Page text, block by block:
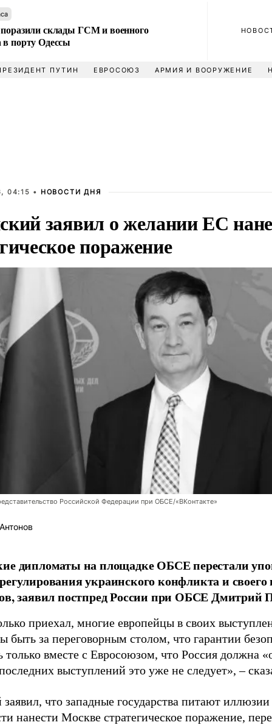
склады ГСМ и военного
порту Одессы
ПУТИН ЕВРОСОЮЗ АРМИЯ И ВООРУЖЕНИЕ
04:15 • НОВОСТИ ДНЯ
заявил о желании ЕС
поражение
Российской Федерации при ОБСЕ/«ВКонтакте»
дипломаты на площадке ОБСЕ перестали
украинского конфликта и своего
заявил постпред России при ОБСЕ Дмитрий
приехал, многие европейцы в своих
быть за переговорным столом, что гарантии
только вместе с Евросоюзом, что Россия должна
выступлений это уже не следует», –
что западные государства питают
нанести Москве стратегическое поражение,